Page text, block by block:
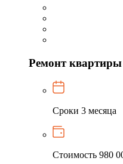
Ремонт
Сроки 3 месяца
Стоимость 980